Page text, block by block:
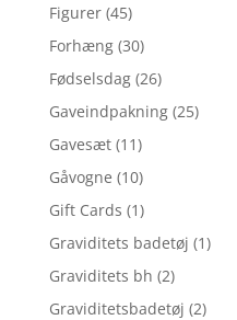
Figurer (45)
Forhæng (30)
Fødselsdag (26)
Gaveindpakning (25)
Gavesæt (11)
Gåvogne (10)
Gift Cards (1)
Graviditets badetøj (1)
Graviditets bh (2)
Graviditetsbadetøj (2)